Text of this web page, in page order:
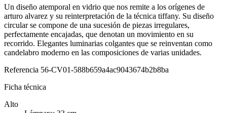
Un diseño atemporal en vidrio que nos remite a los orígenes de
arturo alvarez y su reinterpretación de la técnica tiffany. Su diseño
circular se compone de una sucesión de piezas irregulares,
perfectamente encajadas, que denotan un movimiento en su
recorrido. Elegantes luminarias colgantes que se reinventan como
candelabro moderno en las composiciones de varias unidades.
Referencia 56-CV01-588b659a4ac9043674b2b8ba
Ficha técnica
Alto